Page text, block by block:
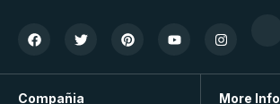
Compañia More Info